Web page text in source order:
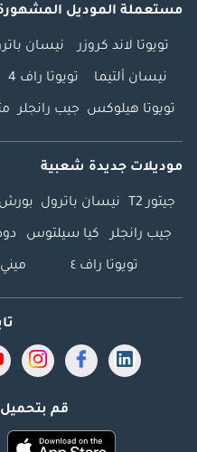
مستعملة الموديل
تويوتا لاند كروزر نيسان
نيسان ألتيما تويوتا راف 4
تويوتا هيلوكس جيب رانجلر
موديلات جديدة شعبية
جيتور T2 نيسان باترول بورش 911
جيب رانجلر كيا سيلتوس
تويوتا راف ٤
قم بتحميل